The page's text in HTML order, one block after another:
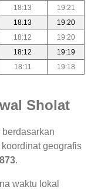
18:13
19:21
18:13
19:20
18:12
19:20
18:12
19:19
18:11 19:18
Sholat
geografis
.
waktu lokal